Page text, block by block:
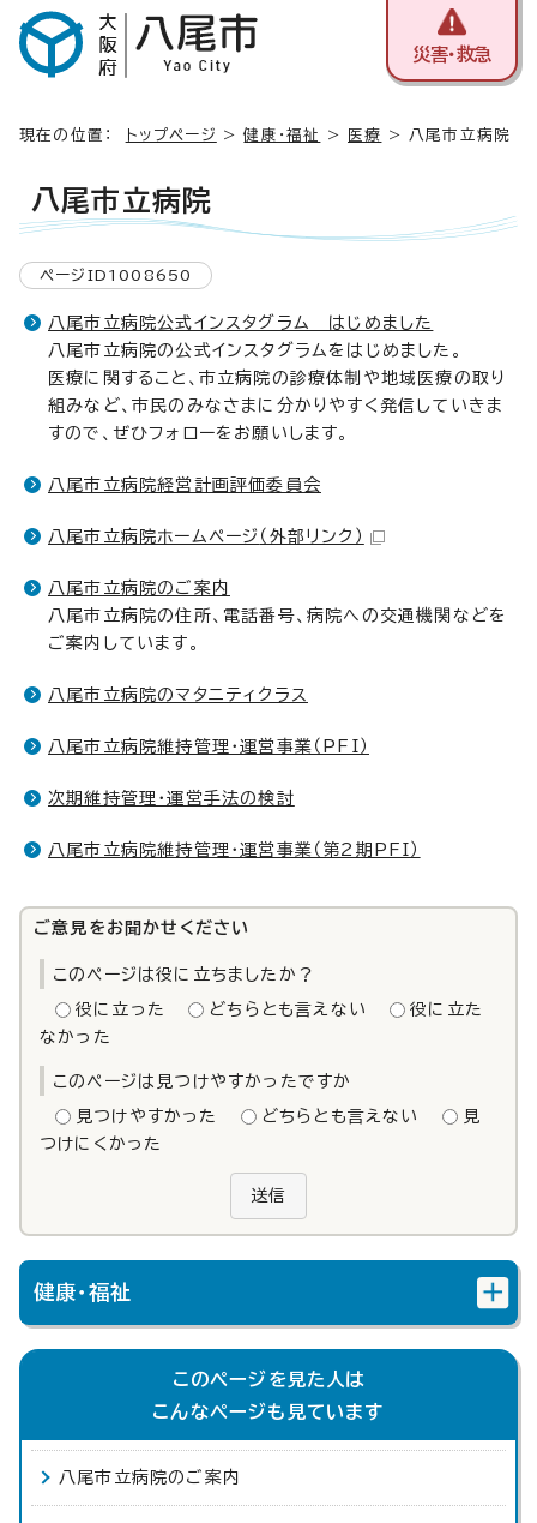
災害・救急
現在の位置： トップページ >健康・福祉 > 医療 > 八尾市立病院
八尾市立病院
ページID1008650
八尾市立病院公式インスタグラム はじめました
八尾市立病院の公式インスタグラムをはじめました。
医療に関すること、市立病院の診療体制や地域医療の取り
組みなど、市民のみなさまに分かりやすく発信していきま
すので、ぜひフォローをお願いします。
八尾市立病院経営計画評価委員会
八尾市立病院ホームページ （外部リンク）
八尾市立病院のご案内
八尾市立病院の住所、電話番号、病院への交通機関などを
ご案内しています。
八尾市立病院のマタニティクラス
八尾市立病院維持管理・運営事業（PFI）
次期維持管理・運営手法の検討
八尾市立病院維持管理・運営事業（第2期PFI）
ご意見をお聞かせください
このページは役に立ちましたか？
役に立った どちらとも言えない
役に立た
なかった
このページは見つけやすかったですか
見つけやすかった どちらとも言えない
見
つけにくかった
送信
健康・福祉
このページを見た人は
こんなページも見ています
八尾市立病院のご案内